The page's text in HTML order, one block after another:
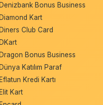
Denizbank Bonus Business
Diamond Kart
Diners Club Card
DKart
Dragon Bonus Business
Dünya Katılım Paraf
Eflatun Kredi Kartı
Elit Kart